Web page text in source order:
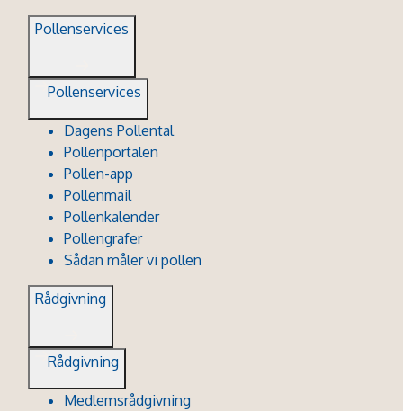
Pollenservices
Pollenservices
Dagens Pollental
Pollenportalen
Pollen-app
Pollenmail
Pollenkalender
Pollengrafer
Sådan måler vi pollen
Rådgivning
Rådgivning
Medlemsrådgivning